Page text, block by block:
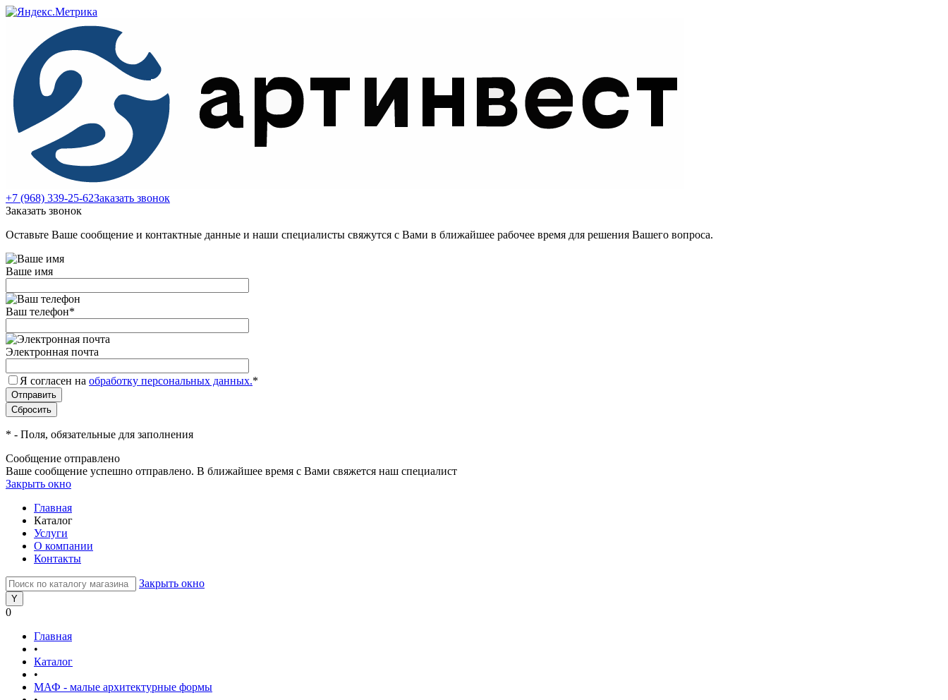
+7 (968) 339-25-62Заказать звонок
Заказать звонок
Оставьте Ваше сообщение и контактные данные и наши специалисты свяжутся с Вами в ближайшее рабочее время для решения Вашего вопроса.
Ваше имя
Ваш телефон*
Электронная почта
Я согласен на обработку персональных данных.*
* - Поля, обязательные для заполнения
Сообщение отправлено
Ваше сообщение успешно отправлено. В ближайшее время с Вами свяжется наш специалист
Закрыть окно
Главная
Каталог
Услуги
О компании
Контакты
Закрыть окно
0
Главная
•
Каталог
•
МАФ - малые архитектурные формы